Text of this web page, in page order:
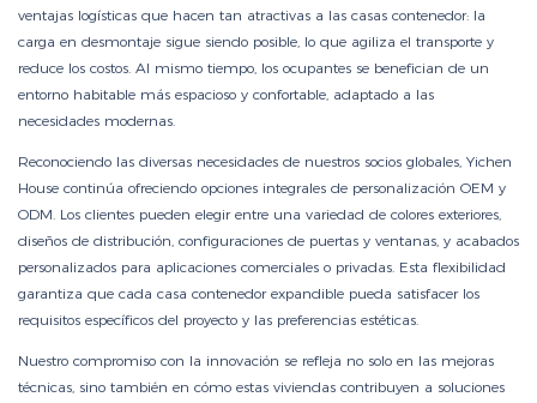
ventajas logísticas que hacen tan atractivas a las casas contenedor: la
carga en desmontaje sigue siendo posible, lo que agiliza el transporte y
reduce los costos. Al mismo tiempo, los ocupantes se benefician de un
entorno habitable más espacioso y confortable, adaptado a las
necesidades modernas.
Reconociendo las diversas necesidades de nuestros socios globales, Yichen
House continúa ofreciendo opciones integrales de personalización OEM y
ODM. Los clientes pueden elegir entre una variedad de colores exteriores,
diseños de distribución, configuraciones de puertas y ventanas, y acabados
personalizados para aplicaciones comerciales o privadas. Esta flexibilidad
garantiza que cada casa contenedor expandible pueda satisfacer los
requisitos específicos del proyecto y las preferencias estéticas.
Nuestro compromiso con la innovación se refleja no solo en las mejoras
técnicas, sino también en cómo estas viviendas contribuyen a soluciones